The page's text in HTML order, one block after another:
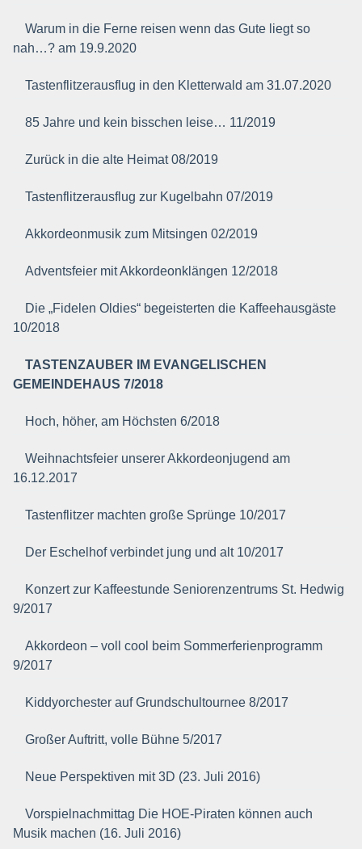
Warum in die Ferne reisen wenn das Gute liegt so
nah…? am 19.9.2020
Tastenflitzerausflug in den Kletterwald am 31.07.2020
85 Jahre und kein bisschen leise… 11/2019
Zurück in die alte Heimat 08/2019
Tastenflitzerausflug zur Kugelbahn 07/2019
Akkordeonmusik zum Mitsingen 02/2019
Adventsfeier mit Akkordeonklängen 12/2018
Die „Fidelen Oldies“ begeisterten die Kaffeehausgäste
10/2018
TASTENZAUBER IM EVANGELISCHEN
GEMEINDEHAUS 7/2018
Hoch, höher, am Höchsten 6/2018
Weihnachtsfeier unserer Akkordeonjugend am
16.12.2017
Tastenflitzer machten große Sprünge 10/2017
Der Eschelhof verbindet jung und alt 10/2017
Konzert zur Kaffeestunde Seniorenzentrums St. Hedwig
9/2017
Akkordeon – voll cool beim Sommerferienprogramm
9/2017
Kiddyorchester auf Grundschultournee 8/2017
Großer Auftritt, volle Bühne 5/2017
Neue Perspektiven mit 3D (23. Juli 2016)
Vorspielnachmittag Die HOE-Piraten können auch
Musik machen (16. Juli 2016)